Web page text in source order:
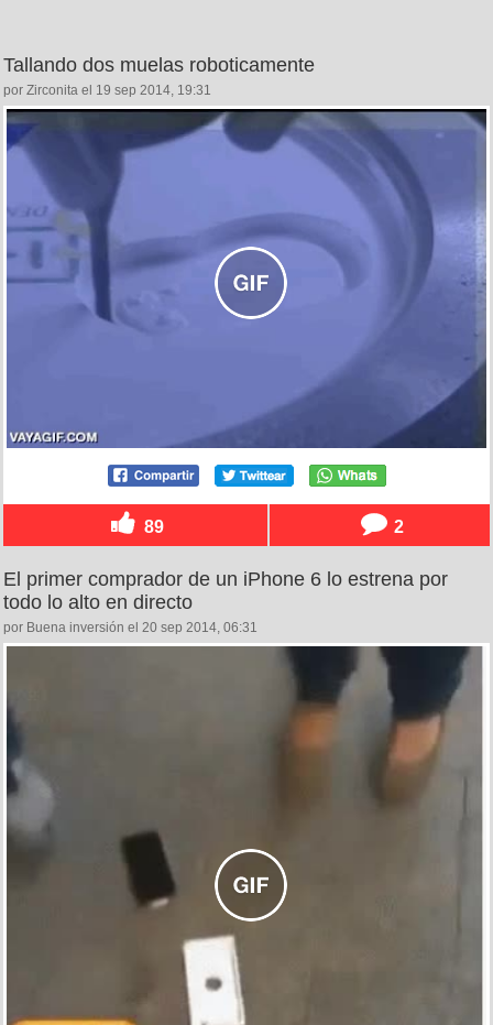
Tallando dos muelas roboticamente
por Zirconita el 19 sep 2014, 19:31
89 2
El primer comprador de un iPhone 6 lo estrena por
todo lo alto en directo
por Buena inversión el 20 sep 2014, 06:31